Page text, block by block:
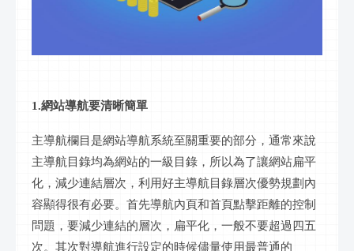
1.網站導航要清晰簡單
主導航欄目是網站導航系統至關重要的部分，通常來說
主導航目錄均為網站的一級目錄，所以為了讓網站扁平
化，減少連結層次，利用好主導航目錄層次優勢規劃內
容顯得很有必要。首先導航內頁和首頁點擊距離的控制
問題，要減少連結的層次，扁平化，一般不要超過四五
次。其次對導航進行設定的時候儘量使用最普通的